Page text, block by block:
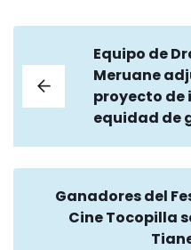
Equipo de
Meruane
proyecto de
equidad de
Ganadores del
Cine Tocopilla